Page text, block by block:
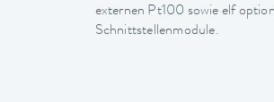
externen Pt100 sowie elf
Schnittstellenmodule.